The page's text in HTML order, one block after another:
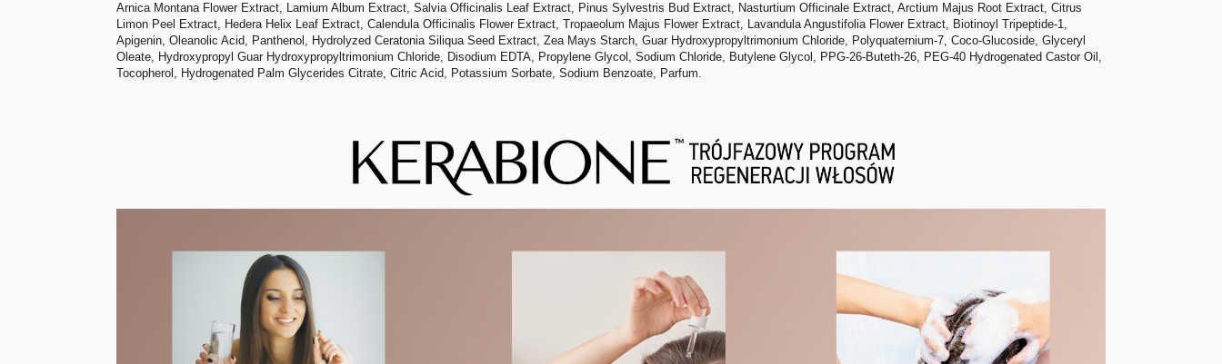
Arnica Montana Flower Extract, Lamium Album Extract, Salvia Officinalis Leaf Extract, Pinus Sylvestris Bud Extract, Nasturtium Officinale Extract, Arctium Majus Root Extract, Citrus
Limon Peel Extract, Hedera Helix Leaf Extract, Calendula Officinalis Flower Extract, Tropaeolum Majus Flower Extract, Lavandula Angustifolia Flower Extract, Biotinoyl Tripeptide-1,
Apigenin, Oleanolic Acid, Panthenol, Hydrolyzed Ceratonia Siliqua Seed Extract, Zea Mays Starch, Guar Hydroxypropyltrimonium Chloride, Polyquaternium-7, Coco-Glucoside, Glyceryl
Oleate, Hydroxypropyl Guar Hydroxypropyltrimonium Chloride, Disodium EDTA, Propylene Glycol, Sodium Chloride, Butylene Glycol, PPG-26-Buteth-26, PEG-40 Hydrogenated Castor Oil,
Tocopherol, Hydrogenated Palm Glycerides Citrate, Citric Acid, Potassium Sorbate, Sodium Benzoate, Parfum.